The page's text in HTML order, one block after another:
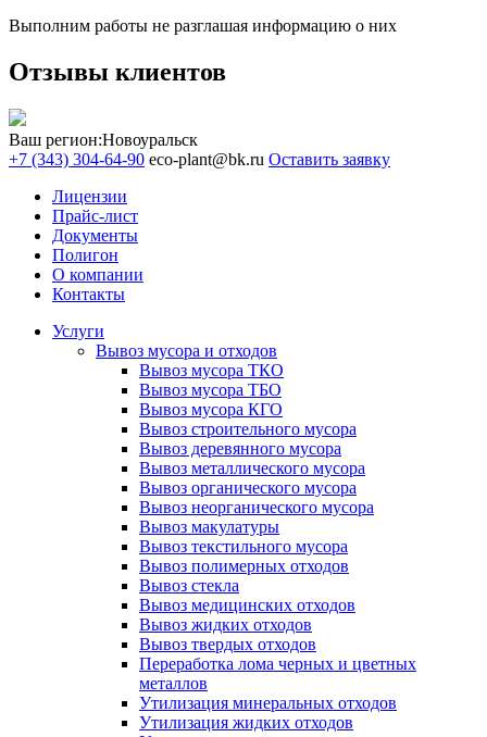
Выполним работы не разглашая информацию о них
Отзывы клиентов
Ваш регион:Новоуральск
+7 (343) 304-64-90 eco-plant@bk.ru Оставить заявку
Лицензии
Прайс-лист
Документы
Полигон
О компании
Контакты
Услуги
Вывоз мусора и отходов
Вывоз мусора ТКО
Вывоз мусора ТБО
Вывоз мусора КГО
Вывоз строительного мусора
Вывоз деревянного мусора
Вывоз металлического мусора
Вывоз органического мусора
Вывоз неорганического мусора
Вывоз макулатуры
Вывоз текстильного мусора
Вывоз полимерных отходов
Вывоз стекла
Вывоз медицинских отходов
Вывоз жидких отходов
Вывоз твердых отходов
Переработка лома черных и цветных
металлов
Утилизация минеральных отходов
Утилизация жидких отходов